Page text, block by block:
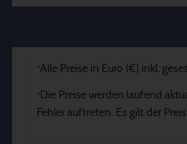
*Alle Preise in Euro (€) inkl.
* Die Preise werden laufend
Fehler auftreten. Es gilt der Preis